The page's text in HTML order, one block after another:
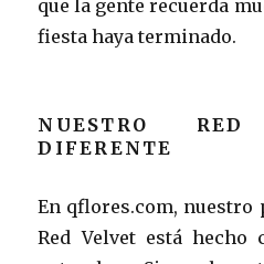
que la gente recuerda
fiesta haya terminado.
NUESTRO
DIFERENTE
En qflores.com, nuestro
Red Velvet está hecho